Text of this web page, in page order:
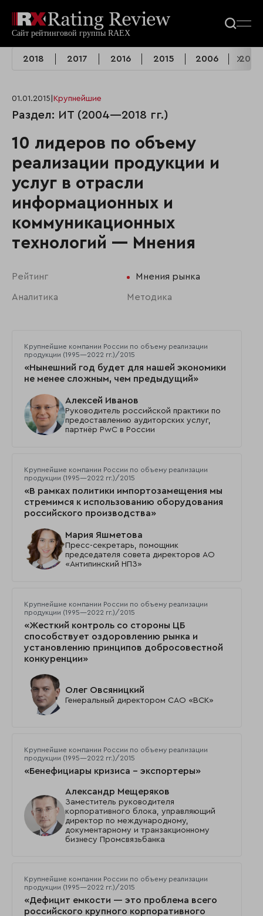
2018 2017 2016 2015 2006 2004
01.01.2015 Крупнейшие
Раздел: ИТ (2004—2018 гг.)
10 лидеров по объему
реализации продукции и
услуг в отрасли
информационных и
коммуникационных
технологий — Мнения
Рейтинг Мнения рынка
Аналитика Методика
Крупнейшие компании России по объему реализации
продукции (1995—2022 гг.)/2015
«Нынешний год будет для нашей экономики
не менее сложным, чем предыдущий»
Алексей Иванов
Руководитель российской практики по
предоставлению аудиторских услуг,
партнёр PwC в России
Крупнейшие компании России по объему реализации
продукции (1995—2022 гг.)/2015
«В рамках политики импортозамещения мы
стремимся к использованию оборудования
российского производства»
Мария Яшметова
Пресс-секретарь, помощник
председателя совета директоров АО
«Антипинский НПЗ»
Крупнейшие компании России по объему реализации
продукции (1995—2022 гг.)/2015
«Жесткий контроль со стороны ЦБ
способствует оздоровлению рынка и
установлению принципов добросовестной
конкуренции»
Олег Овсяницкий
Генеральный директором САО «ВСК»
Крупнейшие компании России по объему реализации
продукции (1995—2022 гг.)/2015
«Бенефициары кризиса – экспортеры»
Александр Мещеряков
Заместитель руководителя
корпоративного блока, управляющий
директор по международному,
документарному и транзакционному
бизнесу Промсвязьбанка
Крупнейшие компании России по объему реализации
продукции (1995—2022 гг.)/2015
«Дефицит емкости — это проблема всего
российского крупного корпоративного